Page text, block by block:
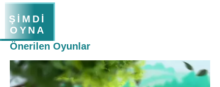
ŞIMDI
OYNA
Önerilen Oyunlar